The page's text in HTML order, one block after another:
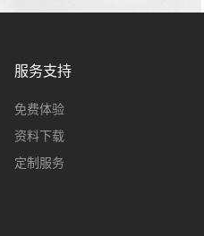
服务支持
免费体验
资料下载
定制服务